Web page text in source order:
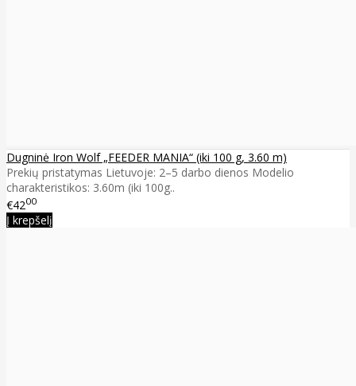
Dugninė Iron Wolf „FEEDER MANIA“ (iki 100 g, 3.60 m)
Prekių pristatymas Lietuvoje: 2–5 darbo dienos Modelio
charakteristikos: 3.60m (iki 100g..
€4200
Į krepšelį